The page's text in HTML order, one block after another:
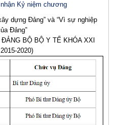
Kỷ niệm chương
dựng Đảng” và “Vì sự nghiệp
Đảng”
BỘ BỘ Y TẾ KHÓA XXI
2020)